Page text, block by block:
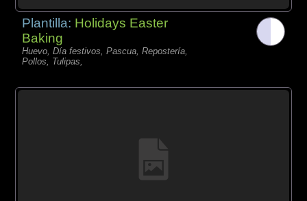
Plantilla: Holidays Easter
Baking
Huevo, Día festivos, Pascua, Repostería,
Pollos, Tulipas,